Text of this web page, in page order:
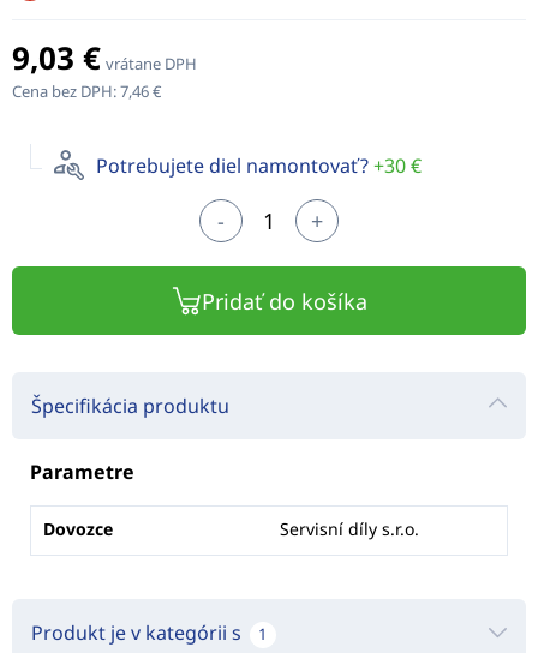
9,03 € vrátane DPH
Cena bez DPH:7,46 €
Potrebujete diel namontovať?+30 €
- +
Pridať do košíka
Špecifikácia produktu
Parametre
Dovozce Servisní díly s.r.o.
Produkt je v kategórii s 1